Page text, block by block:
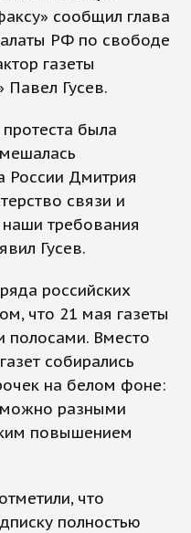
сообщил глава
РФ по свободе
газеты
Гусев.
протеста была
России Дмитрия
связи и
наши требования
Гусев.
российских
что 21 мая газеты
полосами. Вместо
собирались
на белом фоне:
разными
повышением
что
полностью